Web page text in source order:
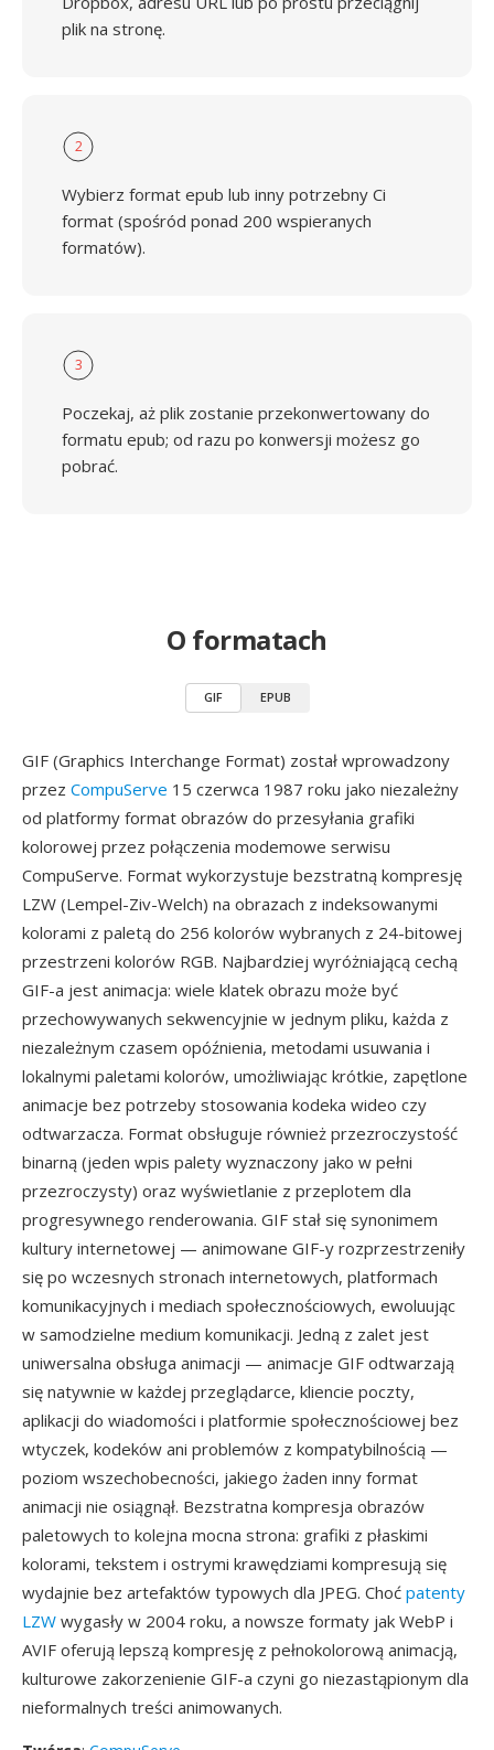
plik na stronę.
2
Wybierz format epub lub inny potrzebny Ci
format (spośród ponad 200 wspieranych
formatów).
3
Poczekaj, aż plik zostanie przekonwertowany do
formatu epub; od razu po konwersji możesz go
pobrać.
O formatach
GIF EPUB
GIF (Graphics Interchange Format) został wprowadzony
przez CompuServe 15 czerwca 1987 roku jako niezależny
od platformy format obrazów do przesyłania grafiki
kolorowej przez połączenia modemowe serwisu
CompuServe. Format wykorzystuje bezstratną kompresję
LZW (Lempel-Ziv-Welch) na obrazach z indeksowanymi
kolorami z paletą do 256 kolorów wybranych z 24-bitowej
przestrzeni kolorów RGB. Najbardziej wyróżniającą cechą
GIF-a jest animacja: wiele klatek obrazu może być
przechowywanych sekwencyjnie w jednym pliku, każda z
niezależnym czasem opóźnienia, metodami usuwania i
lokalnymi paletami kolorów, umożliwiając krótkie, zapętlone
animacje bez potrzeby stosowania kodeka wideo czy
odtwarzacza. Format obsługuje również przezroczystość
binarną (jeden wpis palety wyznaczony jako w pełni
przezroczysty) oraz wyświetlanie z przeplotem dla
progresywnego renderowania. GIF stał się synonimem
kultury internetowej — animowane GIF-y rozprzestrzeniły
się po wczesnych stronach internetowych, platformach
komunikacyjnych i mediach społecznościowych, ewoluując
w samodzielne medium komunikacji. Jedną z zalet jest
uniwersalna obsługa animacji — animacje GIF odtwarzają
się natywnie w każdej przeglądarce, kliencie poczty,
aplikacji do wiadomości i platformie społecznościowej bez
wtyczek, kodeków ani problemów z kompatybilnością —
poziom wszechobecności, jakiego żaden inny format
animacji nie osiągnął. Bezstratna kompresja obrazów
paletowych to kolejna mocna strona: grafiki z płaskimi
kolorami, tekstem i ostrymi krawędziami kompresują się
wydajnie bez artefaktów typowych dla JPEG. Choć patenty
LZW wygasły w 2004 roku, a nowsze formaty jak WebP i
AVIF oferują lepszą kompresję z pełnokolorową animacją,
kulturowe zakorzenienie GIF-a czyni go niezastąpionym dla
nieformalnych treści animowanych.